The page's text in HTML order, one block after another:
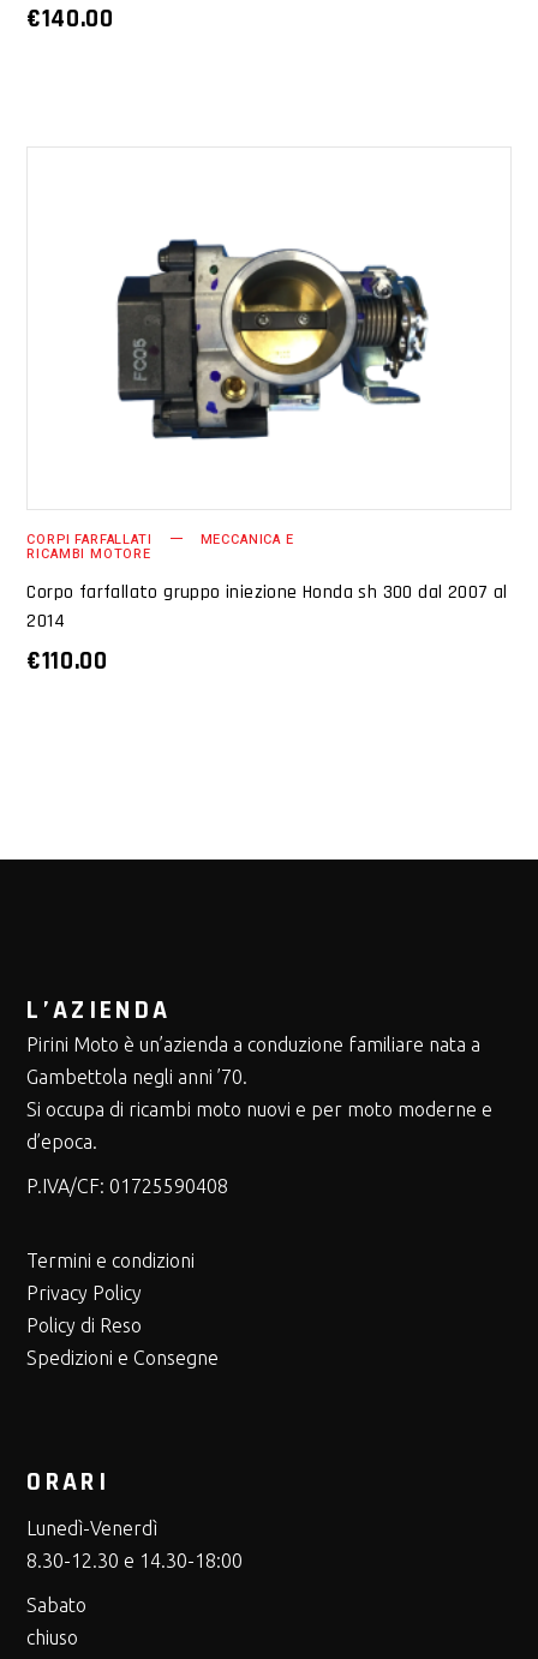
€140.00
AGGIUNGI AL CARRELLO
CORPI FARFALLATI MECCANICA E
RICAMBI MOTORE
Corpo farfallato gruppo iniezione Honda sh 300 dal 2007 al
2014
€110.00
L’AZIENDA
Pirini Moto è un’azienda a conduzione familiare nata a
Gambettola negli anni ’70.
Si occupa di ricambi moto nuovi e per moto moderne e
d’epoca.
P.IVA/CF:01725590408
Termini e condizioni
Privacy Policy
Policy di Reso
Spedizioni e Consegne
ORARI
Lunedì-Venerdì
8.30-12.30 e 14.30-18:00
Sabato
chiuso